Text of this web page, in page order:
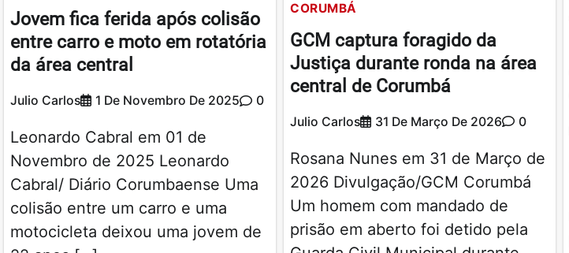
Jovem fica ferida após colisão
entre carro e moto em rotatória
da área central
Julio Carlos 1 De Novembro De 2025 0
Leonardo Cabral em 01 de
Novembro de 2025 Leonardo
Cabral/ Diário Corumbaense Uma
colisão entre um carro e uma
motocicleta deixou uma jovem de
CORUMBÁ
GCM captura foragido da
Justiça durante ronda na área
central de Corumbá
Julio Carlos 31 De Março De 2026 0
Rosana Nunes em 31 de Março de
2026 Divulgação/GCM Corumbá
Um homem com mandado de
prisão em aberto foi detido pela